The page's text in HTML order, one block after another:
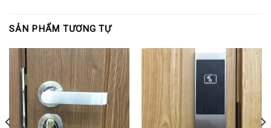
SẢN PHẨM TƯƠNG TỰ